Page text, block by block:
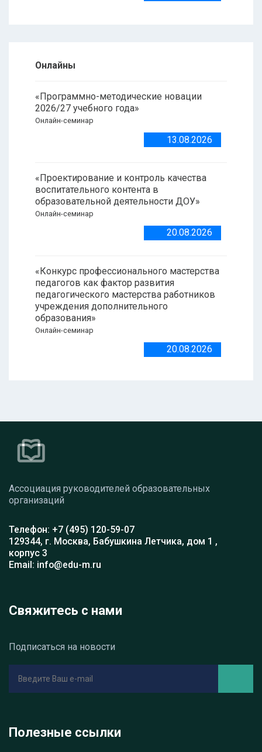
Онлайны
«Программно-методические новации
2026/27 учебного года»
Онлайн-семинар
13.08.2026
«Проектирование и контроль качества
воспитательного контента в
образовательной деятельности ДОУ»
Онлайн-семинар
20.08.2026
«Конкурс профессионального мастерства
педагогов как фактор развития
педагогического мастерства работников
учреждения дополнительного
образования»
Онлайн-семинар
20.08.2026
Ассоциация руководителей образовательных
организаций
Телефон: +7 (495) 120-59-07
129344, г. Москва, Бабушкина Летчика, дом 1 ,
корпус 3
Email: info@edu-m.ru
Свяжитесь с нами
Подписаться на новости
Полезные ссылки